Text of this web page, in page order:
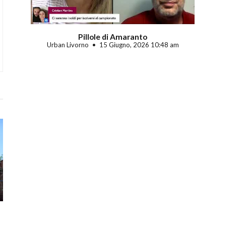
Pillole di Amaranto
Urban Livorno 15 Giugno, 2026 10:48 am